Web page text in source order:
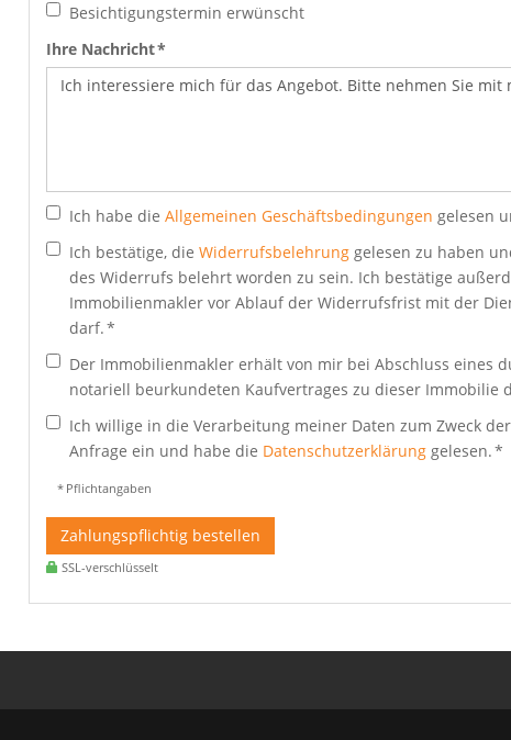
Besichtigungstermin erwünscht
Ihre Nachricht *
Ich habe die Allgemeinen Geschäftsbedingungen gelesen
Ich bestätige, die Widerrufsbelehrung gelesen zu haben
des Widerrufs belehrt worden zu sein. Ich bestätige
Immobilienmakler vor Ablauf der Widerrufsfrist mit der
darf. *
Der Immobilienmakler erhält von mir bei Abschluss eines
notariell beurkundeten Kaufvertrages zu dieser Immobilie
Ich willige in die Verarbeitung meiner Daten zum Zweck
Anfrage ein und habe die Datenschutzerklärung gelesen. *
* Pflichtangaben
Zahlungspflichtig bestellen
SSL-verschlüsselt